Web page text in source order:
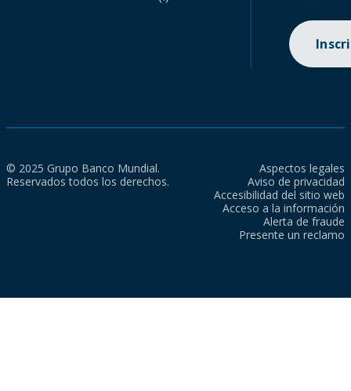
© 2025 Grupo Banco Mundial.
Reservados todos los derechos.
Aspectos legales
Aviso de privacidad
Accesibilidad del sitio web
Acceso a la información
Alerta de fraude
Presente un reclamo